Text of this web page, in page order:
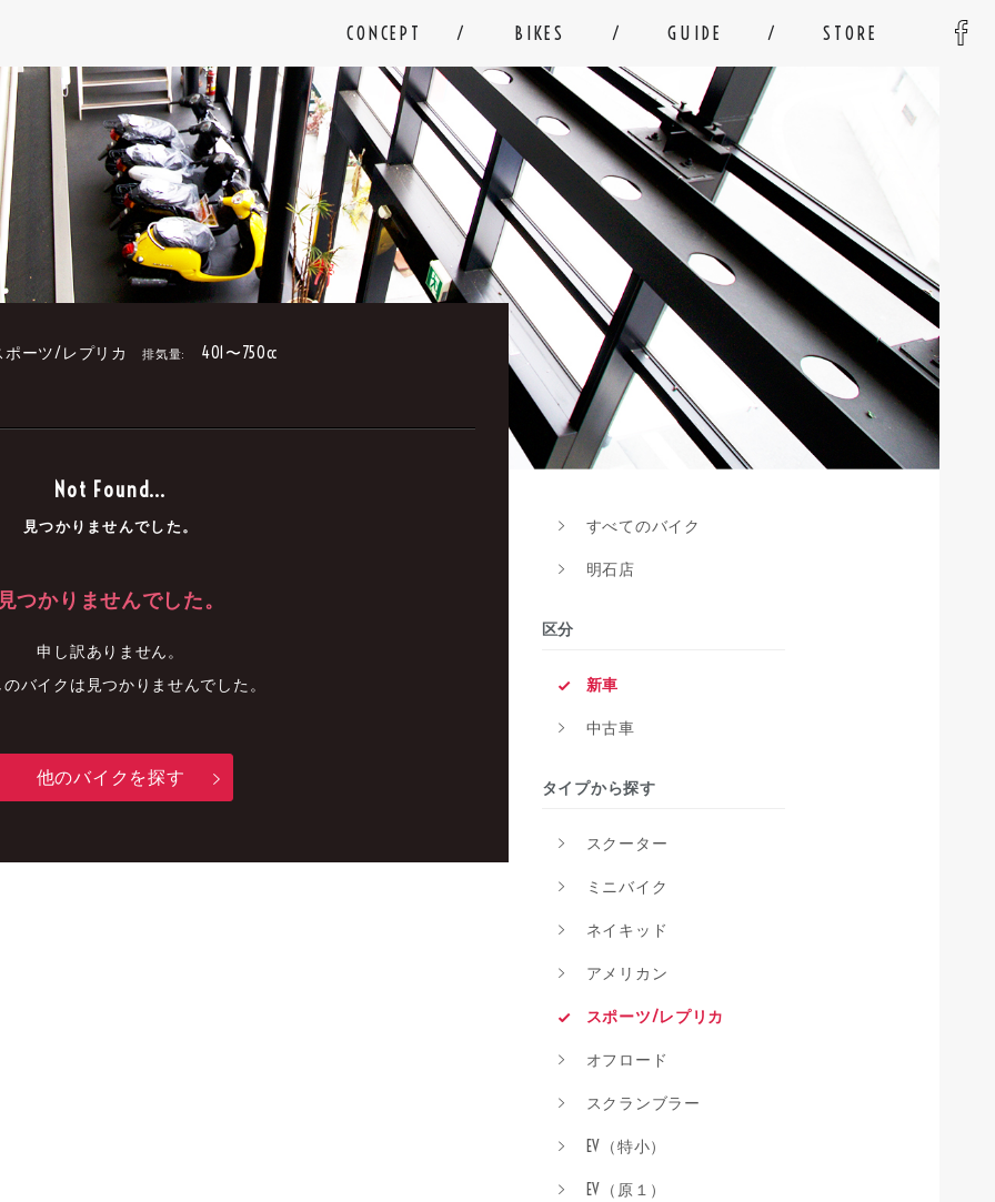
CONCEPT BIKES GUIDE STORE
ポーツ/レプリカ 排気量: 401〜750cc
Not Found...
見つかりませんでした。
見つかりませんでした。
申し訳ありません。
バイクは見つかりませんでした。
他のバイクを探す
すべてのバイク
明石店
区分
新車
中古車
タイプから探す
スクーター
ミニバイク
ネイキッド
アメリカン
スポーツ/レプリカ
オフロード
スクランブラー
EV（特小）
EV（原１）
中古車